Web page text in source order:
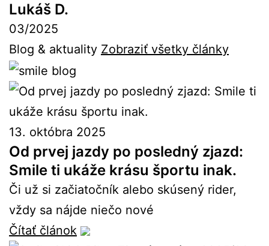
Lukáš D.
03/2025
Blog & aktuality Zobraziť všetky články
13. októbra 2025
Od prvej jazdy po posledný zjazd:
Smile ti ukáže krásu športu inak.
Či už si začiatočník alebo skúsený rider,
vždy sa nájde niečo nové
Čítať článok